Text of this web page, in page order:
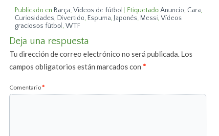
Publicado en Barça,Vídeos de fútbol Etiquetado Anuncio, Cara,
Curiosidades, Divertido, Espuma,Japonés, Messi,Vídeos
graciosos fútbol,WTF
Deja una respuesta
Tu dirección de correo electrónico no será publicada. Los
campos obligatorios están marcados con*
Comentario*